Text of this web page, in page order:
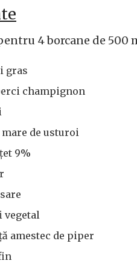
4 borcane de 500
gras
champignon
mare de usturoi
9%
vegetal
amestec de piper